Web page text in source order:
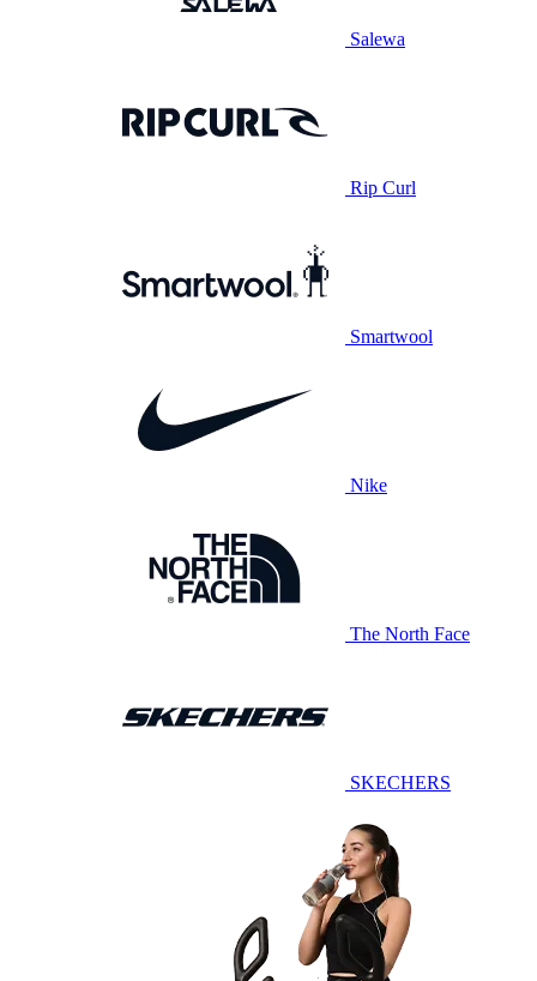
Salewa
Rip Curl
Smartwool
Nike
The North Face
SKECHERS